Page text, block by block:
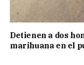
Detienen a dos
marihuana en el